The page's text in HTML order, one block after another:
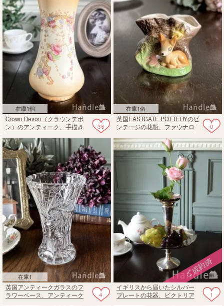
在庫1個
36
Crown Devon（クラウンデボ
ン）のアンティーク、手描き
在庫1個
0
英国EASTGATE POTTERYのビ
ンテージの花瓶、ファウナロ
ース
在庫1
4
英国アンティークガラスのフ
ラワーベース、アンティーク
1
イギリスから届いたシルバー
プレートの花器、ビクトリア